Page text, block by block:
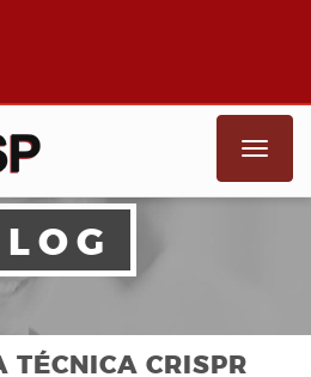
Toggle
TÉCNICA CRISPR